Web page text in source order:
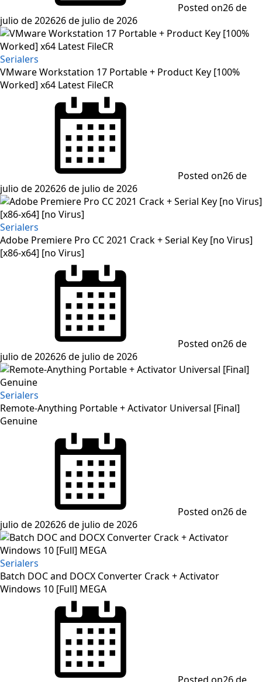
Posted on26 de
julio de 202626 de julio de 2026
Serialers
VMware Workstation 17 Portable + Product Key [100%
Worked] x64 Latest FileCR
Posted on26 de
julio de 202626 de julio de 2026
Serialers
Adobe Premiere Pro CC 2021 Crack + Serial Key [no Virus]
[x86-x64] [no Virus]
Posted on26 de
julio de 202626 de julio de 2026
Serialers
Remote-Anything Portable + Activator Universal [Final]
Genuine
Posted on26 de
julio de 202626 de julio de 2026
Serialers
Batch DOC and DOCX Converter Crack + Activator
Windows 10 [Full] MEGA
Posted on26 de